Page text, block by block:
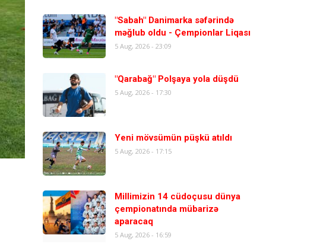
"Sabah" Danimarka səfərində
məğlub oldu - Çempionlar Liqası
5 Aug, 2026 - 23:09
"Qarabağ" Polşaya yola düşdü
5 Aug, 2026 - 17:30
Yeni mövsümün püşkü atıldı
5 Aug, 2026 - 17:15
Millimizin 14 cüdoçusu dünya
çempionatında mübarizə
aparacaq
5 Aug, 2026 - 16:59